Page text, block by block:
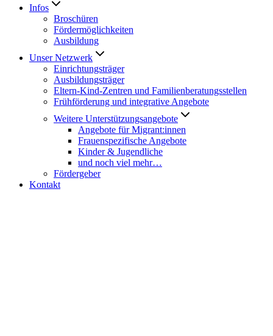
Infos
Broschüren
Fördermöglichkeiten
Ausbildung
Unser Netzwerk
Einrichtungsträger
Ausbildungsträger
Eltern-Kind-Zentren und Familienberatungsstellen
Frühförderung und integrative Angebote
Weitere Unterstützungsangebote
Angebote für Migrant:innen
Frauenspezifische Angebote
Kinder & Jugendliche
und noch viel mehr…
Fördergeber
Kontakt